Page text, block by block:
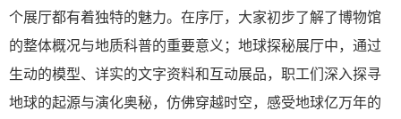
个展厅都有着独特的魅力。在序厅，大家初步了解了博物馆
的整体概况与地质科普的重要意义；地球探秘展厅中，通过
生动的模型、详实的文字资料和互动展品，职工们深入探寻
地球的起源与演化奥秘，仿佛穿越时空，感受地球亿万年的